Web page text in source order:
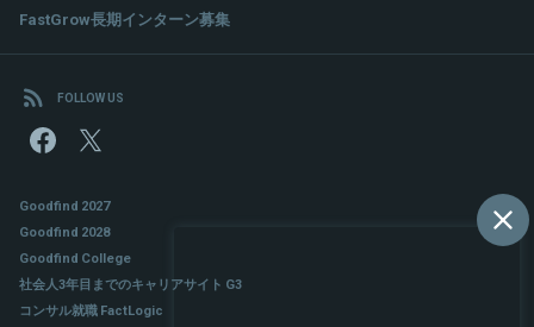
FastGrow長期インターン募集
FOLLOW US
Goodfind 2027
Goodfind 2028
Goodfind College
社会人3年目までのキャリアサイト G3
コンサル就職 FactLogic